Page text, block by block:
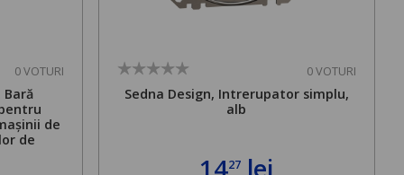
0 VOTURI
de
de
de la
0 VOTURI
Sedna Design, Intrerupator simplu,
alb
1427 lei